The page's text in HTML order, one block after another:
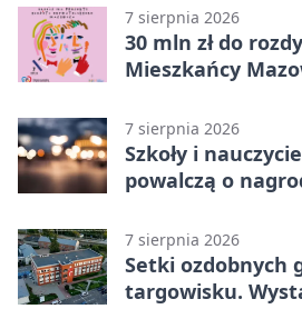
7 sierpnia 2026
30 mln zł do
Mieszkańcy
7 sierpnia 2026
Szkoły i
powalczą o
7 sierpnia 2026
Setki ozdobnych
targowisku.